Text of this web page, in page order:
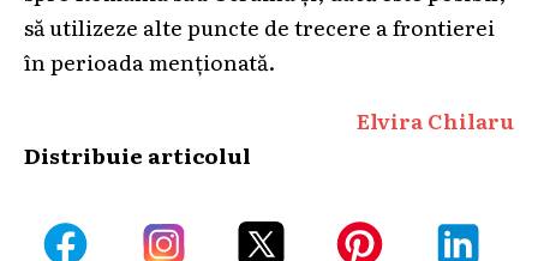
să utilizeze alte puncte de trecere a frontierei
în perioada menționată.
Elvira Chilaru
Distribuie articolul